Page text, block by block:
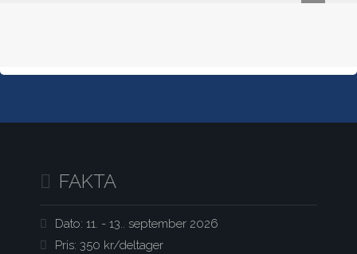
FAKTA
Dato: 11. - 13.. september 2026
Pris: 350 kr/deltager